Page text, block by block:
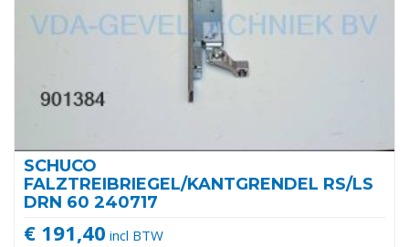
SCHUCO
FALZTREIBRIEGEL/KANTGRENDEL RS/LS
DRN 60 240717
€ 191,40 incl BTW